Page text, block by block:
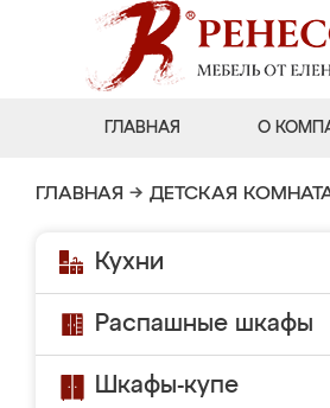
ГЛАВНАЯ О
ГЛАВНАЯ → ДЕТСКАЯ
Кухни
Распашные шкафы
Шкафы-купе